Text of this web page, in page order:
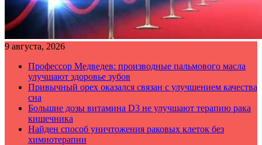
9 августа, 2026
Профессор Медведев: производные пальмового масла
улучшают здоровье зубов
Привычный орех оказался связан с улучшением качества
сна
Большие дозы витамина D3 не улучшают терапию рака
кишечника
Найден способ уничтожения раковых клеток без
химиотерапии